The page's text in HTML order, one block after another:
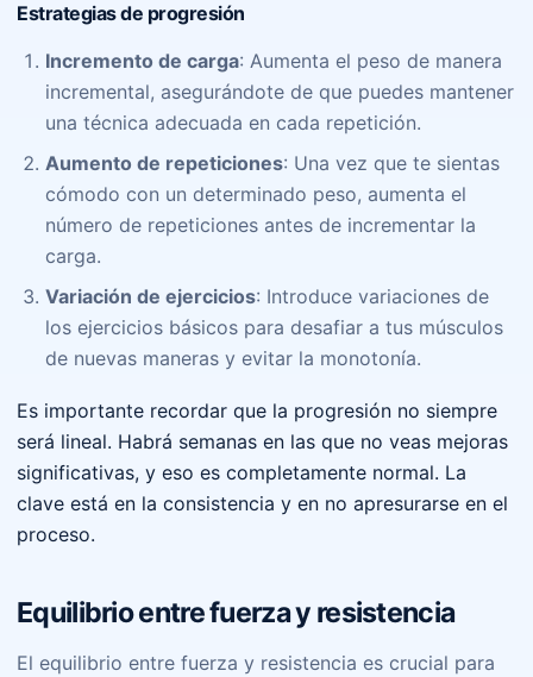
Estrategias de progresión
Incremento de carga: Aumenta el peso de manera
incremental, asegurándote de que puedes mantener
una técnica adecuada en cada repetición.
Aumento de repeticiones: Una vez que te sientas
cómodo con un determinado peso, aumenta el
número de repeticiones antes de incrementar la
carga.
Variación de ejercicios: Introduce variaciones de
los ejercicios básicos para desafiar a tus músculos
de nuevas maneras y evitar la monotonía.
Es importante recordar que la progresión no siempre
será lineal. Habrá semanas en las que no veas mejoras
significativas, y eso es completamente normal. La
clave está en la consistencia y en no apresurarse en el
proceso.
Equilibrio entre fuerza y resistencia
El equilibrio entre fuerza y resistencia es crucial para